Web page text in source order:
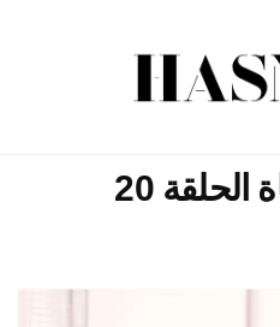
الحلقة 20